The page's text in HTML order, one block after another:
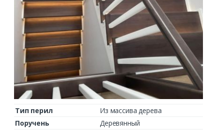
Тип перил
Из массива дерева
Поручень
Деревянный